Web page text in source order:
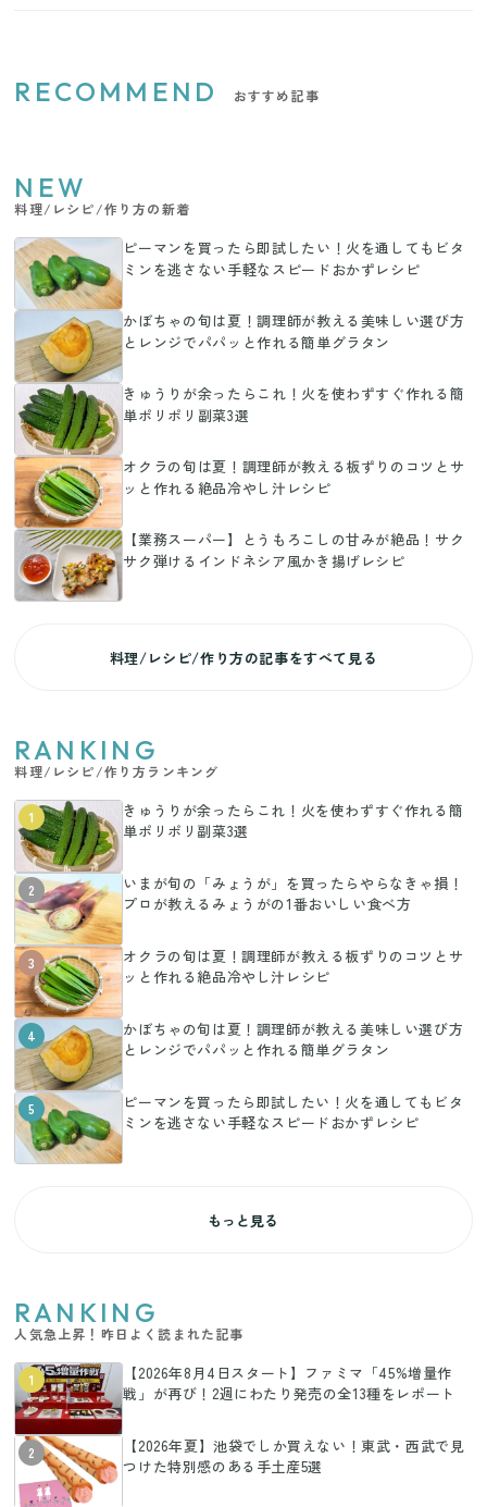
RECOMMEND おすすめ記事
NEW
料理/レシピ/作り方の新着
ピーマンを買ったら即試したい！火を通してもビタ
ミンを逃さない手軽なスピードおかずレシピ
かぼちゃの旬は夏！調理師が教える美味しい選び方
とレンジでパパッと作れる簡単グラタン
きゅうりが余ったらこれ！火を使わずすぐ作れる簡
単ポリポリ副菜3選
オクラの旬は夏！調理師が教える板ずりのコツとサ
ッと作れる絶品冷やし汁レシピ
【業務スーパー】とうもろこしの甘みが絶品！サク
サク弾けるインドネシア風かき揚げレシピ
料理/レシピ/作り方の記事をすべて見る
RANKING
料理/レシピ/作り方ランキング
1
きゅうりが余ったらこれ！火を使わずすぐ作れる簡
単ポリポリ副菜3選
2
いまが旬の「みょうが」を買ったらやらなきゃ損！
プロが教えるみょうがの1番おいしい食べ方
3
オクラの旬は夏！調理師が教える板ずりのコツとサ
ッと作れる絶品冷やし汁レシピ
4
かぼちゃの旬は夏！調理師が教える美味しい選び方
とレンジでパパッと作れる簡単グラタン
5
ピーマンを買ったら即試したい！火を通してもビタ
ミンを逃さない手軽なスピードおかずレシピ
もっと見る
RANKING
人気急上昇！昨日よく読まれた記事
1
【2026年8月4日スタート】ファミマ「45%増量作
戦」が再び！2週にわたり発売の全13種をレポート
2
【2026年夏】池袋でしか買えない！東武・西武で見
つけた特別感のある手土産5選